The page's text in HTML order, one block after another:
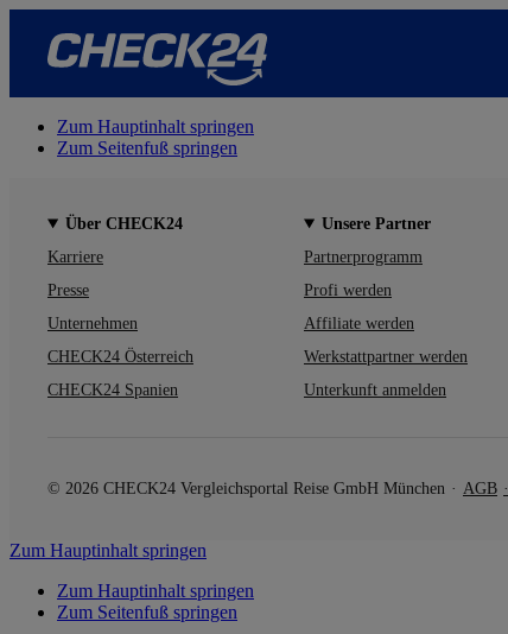
Zum Hauptinhalt springen
Zum Seitenfuß springen
Über CHECK24
Karriere
Presse
Unternehmen
CHECK24 Österreich
CHECK24 Spanien
Unsere Partner
Partnerprogramm
Profi werden
Affiliate werden
Werkstattpartner werden
Unterkunft anmelden
© 2026 CHECK24 Vergleichsportal Reise GmbH München AGB
Zum Hauptinhalt springen
Zum Hauptinhalt springen
Zum Seitenfuß springen